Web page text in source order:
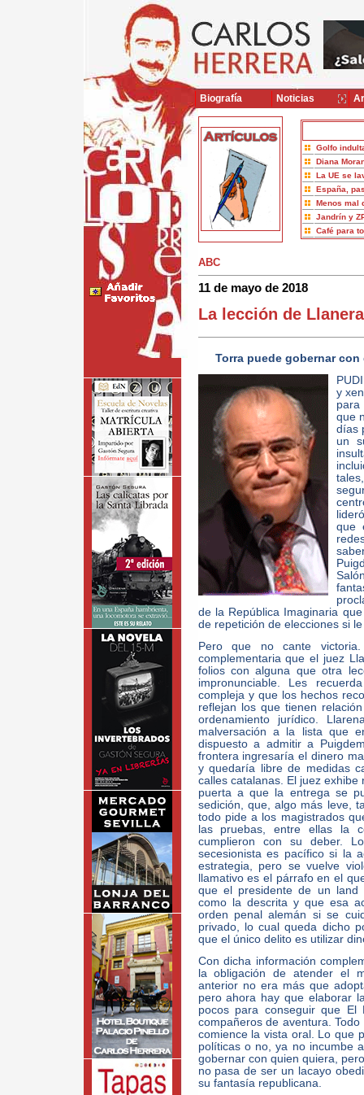
Golfo
Diana
La UE se
España,
Menos mal
Jandrín y
Café para
ABC
11 de mayo de 2018
La lección de Llanera
Torra puede gobernar
y
para
que
días
un
que
de la República Imaginaria
de repetición de elecciones si
Pero que no cante victoria.
complementaria que el juez
folios con alguna que otra
impronunciable. Les
compleja y que los hechos
reflejan los que tienen
ordenamiento jurídico.
malversación a la lista que
dispuesto a admitir a
frontera ingresaría el dinero
y quedaría libre de medidas
calles catalanas. El juez
puerta a que la entrega se
sedición, que, algo más leve,
todo pide a los magistrados
las pruebas, entre ellas la
cumplieron con su deber.
secesionista es pacífico si la
estrategia, pero se vuelve
llamativo es el párrafo en el
que el presidente de un land
como la descrita y que esa
orden penal alemán si se
privado, lo cual queda dicho
que el único delito es utilizar
Con dicha información
la obligación de atender el
anterior no era más que
pero ahora hay que elaborar
pocos para conseguir que
compañeros de aventura.
comience la vista oral. Lo que
políticas o no, ya no incumbe
gobernar con quien quiera,
no pasa de ser un lacayo
su fantasía republicana.
Biografía Noticias